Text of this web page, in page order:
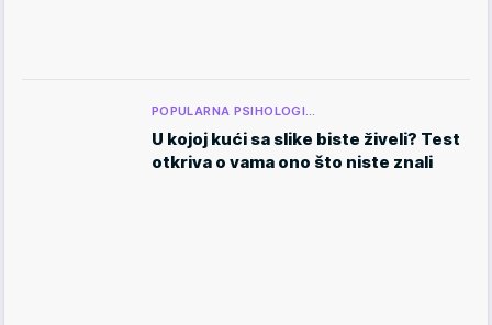
POPULARNA PSIHOLOGI…
U kojoj kući sa slike biste živeli? Test
otkriva o vama ono što niste znali